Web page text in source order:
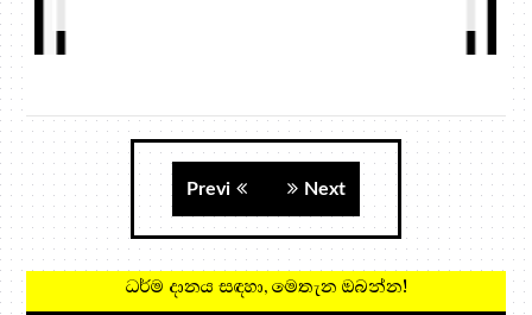
Next
Previ
ධර්ම දානය සඳහා, මෙතැන